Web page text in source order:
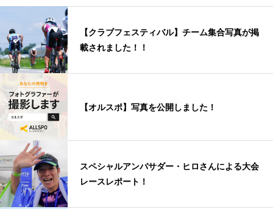
【クラブフェスティバル】チーム集合写真が掲
載されました！！
【オルスポ】写真を公開しました！
スペシャルアンバサダー・ヒロさんによる大会
レースレポート！